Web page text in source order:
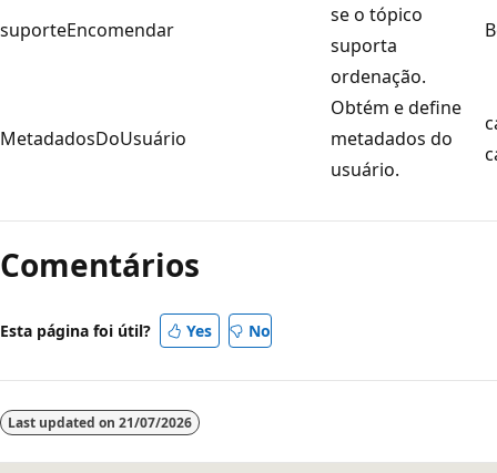
suporteEncomendar
se o tópico
suporta
ordenação.
MetadadosDoUsuário
Obtém e define
metadados do
usuário.
Comentários
Esta página foi útil? Yes No
Last updated on 21/07/2026